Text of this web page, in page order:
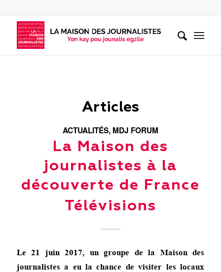
Articles
ACTUALITÉS, MDJ FORUM
La Maison des
journalistes à la
découverte de France
Télévisions
Le 21 juin 2017, un groupe de la Maison des
journalistes a eu la chance de visiter les locaux